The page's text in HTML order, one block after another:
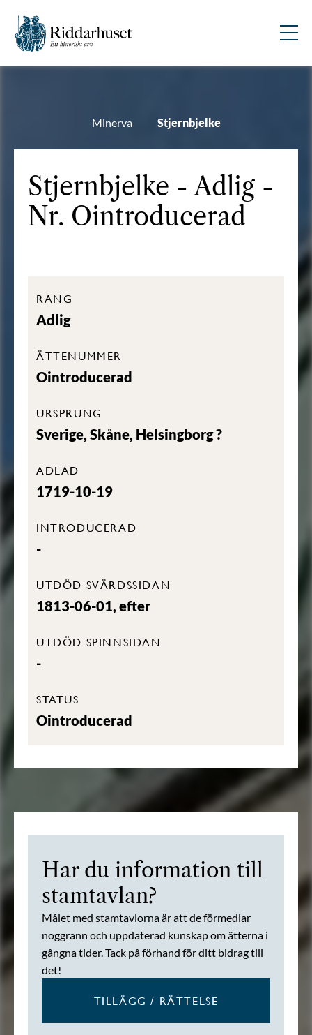
Minerva Stjernbjelke
Stjernbjelke - Adlig -
Nr. Ointroducerad
RANG
Adlig
ÄTTENUMMER
Ointroducerad
URSPRUNG
Sverige, Skåne, Helsingborg ?
ADLAD
1719-10-19
INTRODUCERAD
-
UTDÖD SVÄRDSSIDAN
1813-06-01, efter
UTDÖD SPINNSIDAN
-
STATUS
Ointroducerad
Har du information till
stamtavlan?
Målet med stamtavlorna är att de förmedlar
noggrann och uppdaterad kunskap om ätterna i
gångna tider. Tack på förhand för ditt bidrag till
det!
TILLÄGG / RÄTTELSE